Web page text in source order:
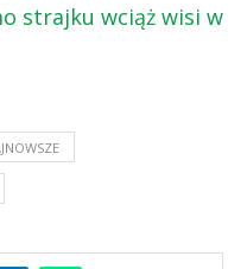
strajku wciąż wisi w